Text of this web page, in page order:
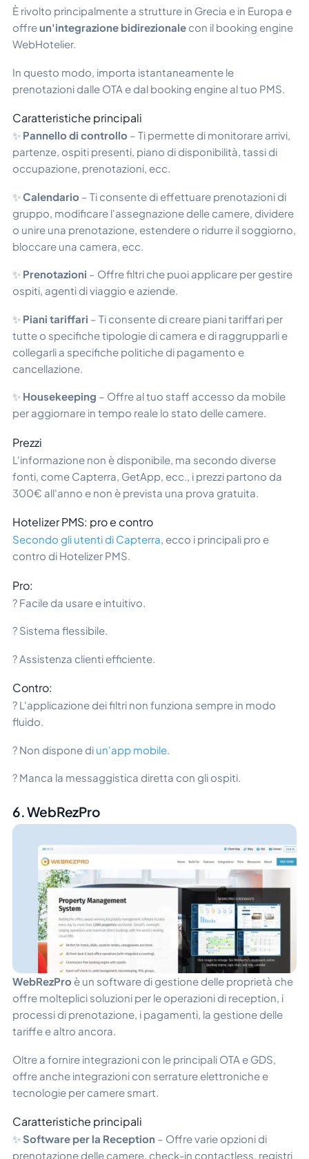
È rivolto principalmente a strutture in Grecia e in Europa e
offreun'integrazione bidirezionale con il booking engine
WebHotelier.
In questo modo, importa istantaneamente le
prenotazioni dalle OTA e dal booking engine al tuo PMS.
Caratteristiche principali
✨ Pannello di controllo – Ti permette di monitorare arrivi,
partenze, ospiti presenti, piano di disponibilità, tassi di
occupazione, prenotazioni, ecc.
✨Calendario – Ti consente di effettuare prenotazioni di
gruppo, modificare l'assegnazione delle camere, dividere
o unire una prenotazione, estendere o ridurre il soggiorno,
bloccare una camera, ecc.
✨ Prenotazioni – Offre filtri che puoi applicare per gestire
ospiti, agenti di viaggio e aziende.
✨ Piani tariffari – Ti consente di creare piani tariffari per
tutte o specifiche tipologie di camera e di raggrupparli e
collegarli a specifiche politiche di pagamento e
cancellazione.
✨ Housekeeping – Offre al tuo staff accesso da mobile
per aggiornare in tempo reale lo stato delle camere.
Prezzi
L'informazione non è disponibile, ma secondo diverse
fonti, come Capterra, GetApp, ecc., i prezzi partono da
300€ all'anno e non è prevista una prova gratuita.
Hotelizer PMS: pro e contro
Secondo gli utenti di Capterra, ecco i principali pro e
contro di Hotelizer PMS.
Pro:
? Facile da usare e intuitivo.
? Sistema flessibile.
? Assistenza clienti efficiente.
Contro:
? L'applicazione dei filtri non funziona sempre in modo
fluido.
? Non dispone di un'app mobile.
? Manca la messaggistica diretta con gli ospiti.
6. WebRezPro
WebRezPro è un software di gestione delle proprietà che
offre molteplici soluzioni per le operazioni di reception, i
processi di prenotazione, i pagamenti, la gestione delle
tariffe e altro ancora.
Oltre a fornire integrazioni con le principali OTA e GDS,
offre anche integrazioni con serrature elettroniche e
tecnologie per camere smart.
Caratteristiche principali
✨Software per la Reception – Offre varie opzioni di
prenotazione delle camere, check-in contactless, registri